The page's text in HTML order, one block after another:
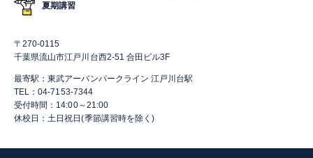
夏期講習
〒270-0115
千葉県流山市江戸川台西2-51 合田ビル3F
最寄駅：東武アーバンパークライン 江戸川台駅
TEL：04-7153-7344
受付時間：14:00～21:00
休校日：土日祝日(季節講習時を除く)